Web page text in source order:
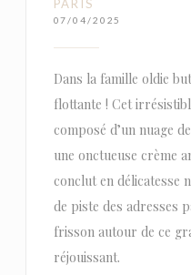
PARIS
07/04/2025
Dans la famille oldie
flottante ! Cet
composé d’un nuage
une onctueuse crème
conclut en délicatesse
de piste des adresses
frisson autour de ce
réjouissant.